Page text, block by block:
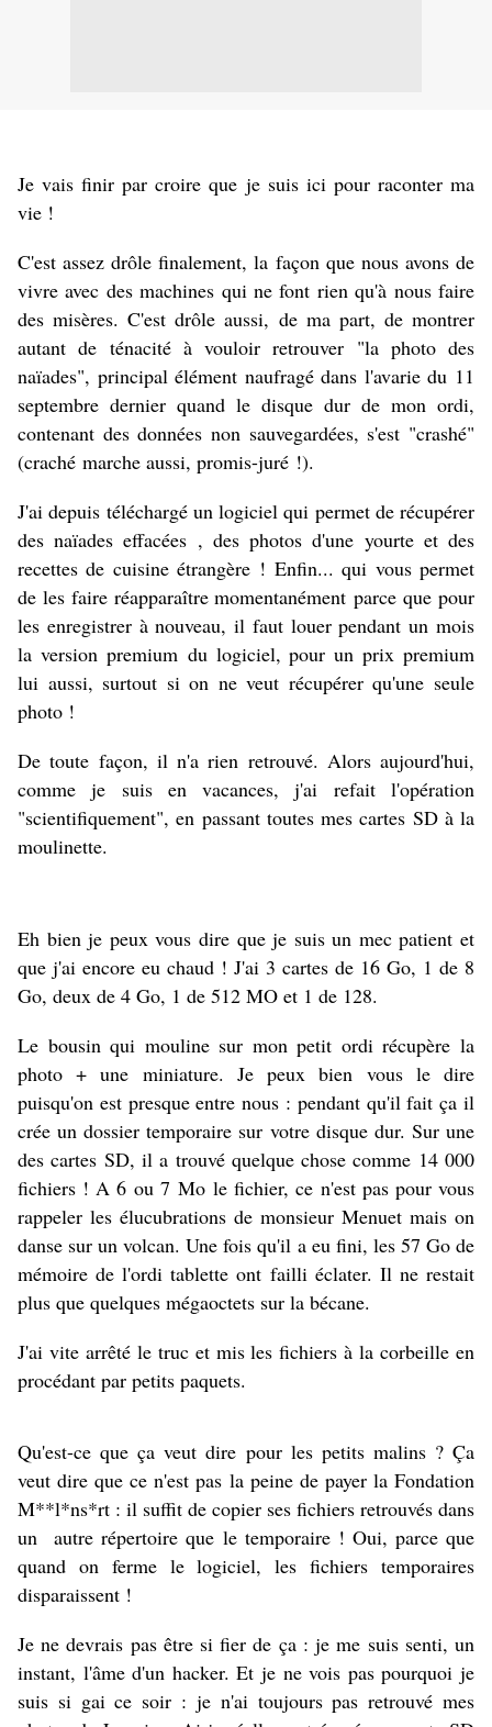
Je vais finir par croire que je suis ici pour raconter ma
vie !
C'est assez drôle finalement, la façon que nous avons de
vivre avec des machines qui ne font rien qu'à nous faire
des misères. C'est drôle aussi, de ma part, de montrer
autant de ténacité à vouloir retrouver "la photo des
naïades", principal élément naufragé dans l'avarie du 11
septembre dernier quand le disque dur de mon ordi,
contenant des données non sauvegardées, s'est "crashé"
(craché marche aussi, promis-juré !).
J'ai depuis téléchargé un logiciel qui permet de récupérer
des naïades effacées , des photos d'une yourte et des
recettes de cuisine étrangère ! Enfin... qui vous permet
de les faire réapparaître momentanément parce que pour
les enregistrer à nouveau, il faut louer pendant un mois
la version premium du logiciel, pour un prix premium
lui aussi, surtout si on ne veut récupérer qu'une seule
photo !
De toute façon, il n'a rien retrouvé. Alors aujourd'hui,
comme je suis en vacances, j'ai refait l'opération
"scientifiquement", en passant toutes mes cartes SD à la
moulinette.
Eh bien je peux vous dire que je suis un mec patient et
que j'ai encore eu chaud ! J'ai 3 cartes de 16 Go, 1 de 8
Go, deux de 4 Go, 1 de 512 MO et 1 de 128.
Le bousin qui mouline sur mon petit ordi récupère la
photo + une miniature. Je peux bien vous le dire
puisqu'on est presque entre nous : pendant qu'il fait ça il
crée un dossier temporaire sur votre disque dur. Sur une
des cartes SD, il a trouvé quelque chose comme 14 000
fichiers ! A 6 ou 7 Mo le fichier, ce n'est pas pour vous
rappeler les élucubrations de monsieur Menuet mais on
danse sur un volcan. Une fois qu'il a eu fini, les 57 Go de
mémoire de l'ordi tablette ont failli éclater. Il ne restait
plus que quelques mégaoctets sur la bécane.
J'ai vite arrêté le truc et mis les fichiers à la corbeille en
procédant par petits paquets.
Qu'est-ce que ça veut dire pour les petits malins ? Ça
veut dire que ce n'est pas la peine de payer la Fondation
M**l*ns*rt : il suffit de copier ses fichiers retrouvés dans
un autre répertoire que le temporaire ! Oui, parce que
quand on ferme le logiciel, les fichiers temporaires
disparaissent !
Je ne devrais pas être si fier de ça : je me suis senti, un
instant, l'âme d'un hacker. Et je ne vois pas pourquoi je
suis si gai ce soir : je n'ai toujours pas retrouvé mes